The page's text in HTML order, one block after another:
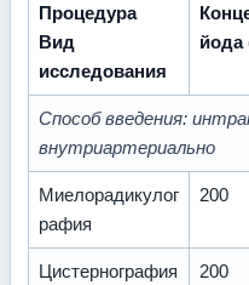
Процедура
Вид
исследования
йода
Способ введения:
внутриартериально
Миелорадикулог
рафия
200
Цистернография
200